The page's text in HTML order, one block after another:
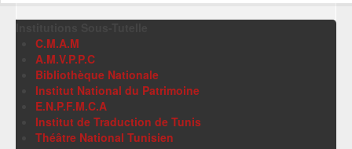
C.M.A.M
A.M.V.P.P.C
Bibliothèque Nationale
Institut National du Patrimoine
E.N.P.F.M.C.A
Institut de Traduction de Tunis
Théâtre National Tunisien